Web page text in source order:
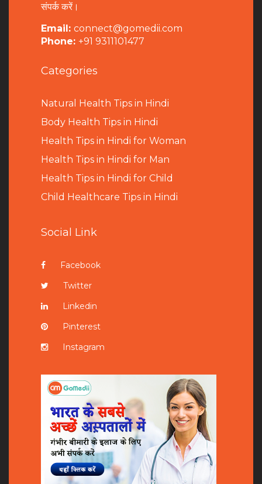
संपर्क करें।
Email: connect@gomedii.com
Phone: +91 9311101477
Categories
Natural Health Tips in Hindi
Body Health Tips in Hindi
Health Tips in Hindi for Woman
Health Tips in Hindi for Man
Health Tips in Hindi for Child
Child Healthcare Tips in Hindi
Social Link
Facebook
Twitter
Linkedin
Pinterest
Instagram